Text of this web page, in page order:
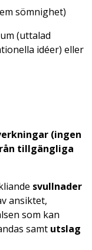
sömnighet)
(uttalad
idéer) eller
(ingen
tillgängliga
svullnader
ansiktet,
som kan
samt utslag